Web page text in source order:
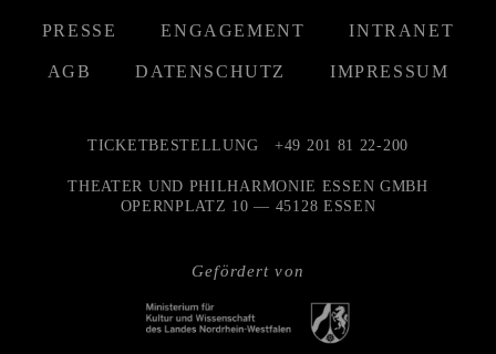
PRESSE ENGAGEMENT INTRANET
AGB DATENSCHUTZ IMPRESSUM
Gefördert von
TICKETBESTELLUNG +49 201 81 22-200
THEATER UND PHILHARMONIE ESSEN GMBH
OPERNPLATZ 10 — 45128 ESSEN